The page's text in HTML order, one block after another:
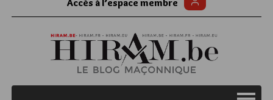
Accès à l’espace membre